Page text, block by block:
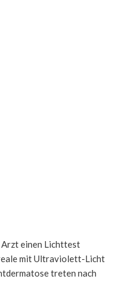
Arzt einen Lichttest
mit Ultraviolett-Licht
treten nach